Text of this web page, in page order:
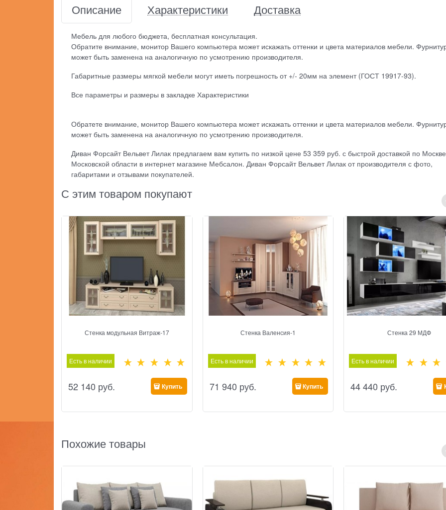
Описание Характеристики Доставка
Мебель для любого бюджета, бесплатная консультация.
Обратите внимание, монитор Вашего компьютера может искажать оттенки и цвета материалов мебели.
может быть заменена на аналогичную по усмотрению производителя.
Габаритные размеры мягкой мебели могут иметь погрешность от +/- 20мм на элемент (ГОСТ 19917-93).
Все параметры и размеры в закладке Характеристики
Обратете внимание, монитор Вашего компьютера может искажать оттенки и цвета материалов мебели.
может быть заменена на аналогичную по усмотрению производителя.
Диван Форсайт Вельвет Лилак предлагаем вам купить по низкой цене 53 359 руб. с быстрой доставкой по
Московской области в интернет магазине Мебсалон. Диван Форсайт Вельвет Лилак от производителя с фото,
габаритами и отзывами покупателей.
С этим товаром покупают
Стенка модульная Витраж-17
Есть в наличии
52 140 руб. Купить
Стенка Валенсия-1
Есть в наличии
71 940 руб. Купить
Стенка 29 МДФ
Есть в наличии
44 440 руб.
Похожие товары